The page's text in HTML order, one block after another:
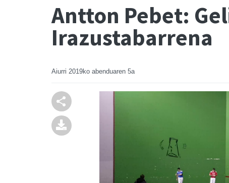
Antton Pebet:
Irazustabarrena
Aiurri 2019ko abenduaren 5a